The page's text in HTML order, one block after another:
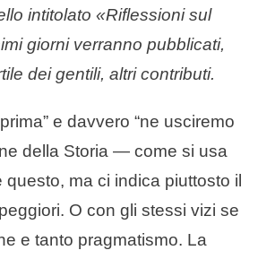
intitolato «Riflessioni sul
giorni verranno pubblicati,
dei gentili, altri contributi.
e davvero “ne usciremo
della Storia — come si usa
ma ci indica piuttosto il
O con gli stessi vizi se
e tanto pragmatismo. La